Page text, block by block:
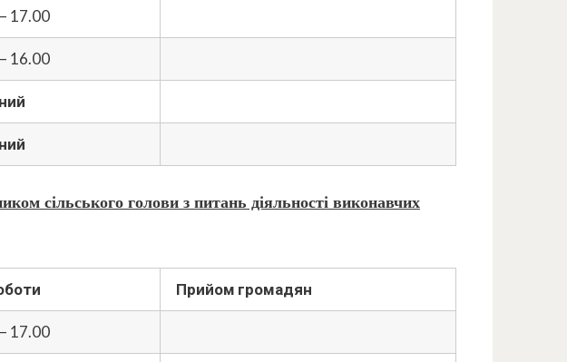
17.00
16.00
сільського голови з питань діяльності виконавчих
Прийом громадян
17.00